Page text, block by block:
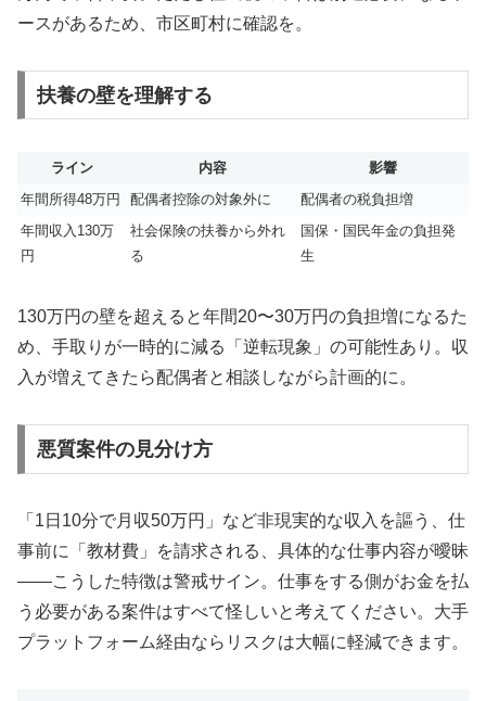
ースがあるため、市区町村に確認を。
扶養の壁を理解する
ライン 内容
影響
年間所得48万円
配偶者控除の対象外に
配偶者の税負担増
年間収入130万
円
社会保険の扶養から外れ
る
国保・国民年金の負担発
生
130万円の壁を超えると年間20〜30万円の負担増になるた
め、手取りが一時的に減る「逆転現象」の可能性あり。収
入が増えてきたら配偶者と相談しながら計画的に。
悪質案件の見分け方
「1日10分で月収50万円」など非現実的な収入を謳う、仕
事前に「教材費」を請求される、具体的な仕事内容が曖昧
——こうした特徴は警戒サイン。仕事をする側がお金を払
う必要がある案件はすべて怪しいと考えてください。大手
プラットフォーム経由ならリスクは大幅に軽減できます。